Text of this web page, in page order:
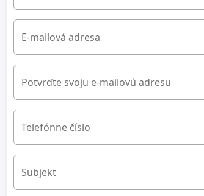
E-mailová adresa
Potvrďte svoju e-mailovú adresu
Telefónne číslo
Subjekt